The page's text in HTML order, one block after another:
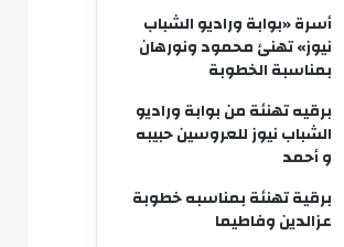
أسرة «بوابة وراديو الشباب
نيوز» تهنئ محمود ونورهان
بمناسبة الخطوبة
برقيه تهنئة من بوابة وراديو
الشباب نيوز للعروسين حبيبه
و أحمد
برقية تهنئة بمناسبه خطوبة
عزالدين وفاطيما